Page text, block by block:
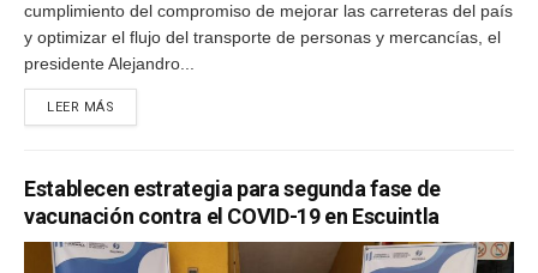
cumplimiento del compromiso de mejorar las carreteras del país
y optimizar el flujo del transporte de personas y mercancías, el
presidente Alejandro...
LEER MÁS
Establecen estrategia para segunda fase de
vacunación contra el COVID-19 en Escuintla